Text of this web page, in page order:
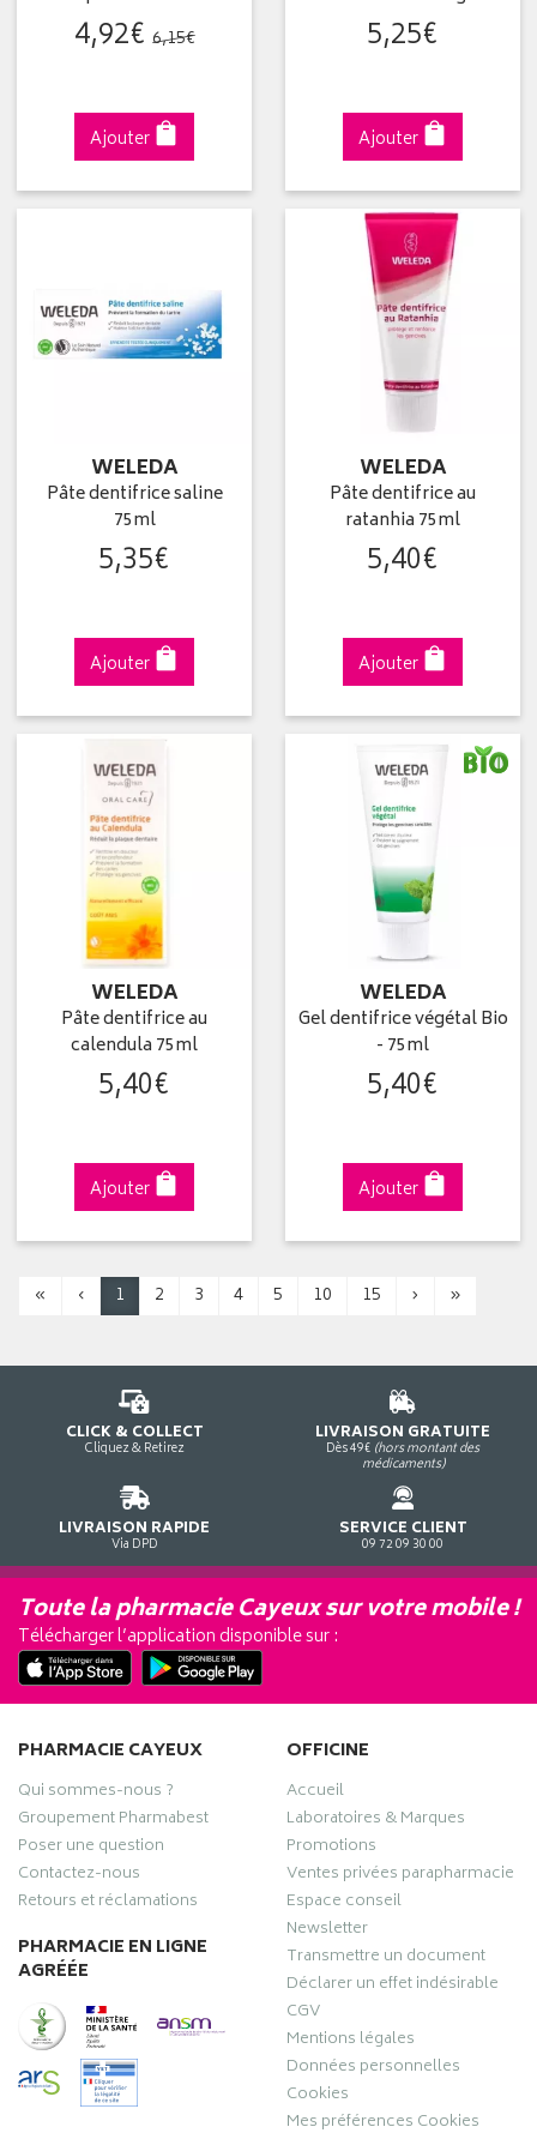
4,92€ 6,15€
Ajouter
5,25€
Ajouter
WELEDA
Pâte dentifrice saline
75ml
5,35€
Ajouter
WELEDA
Pâte dentifrice au
ratanhia 75ml
5,40€
Ajouter
WELEDA
Pâte dentifrice au
calendula 75ml
5,40€
Ajouter
WELEDA
Gel dentifrice végétal Bio
- 75ml
5,40€
Ajouter
« ‹ 1 2 3 4 5 10 15 › »
CLICK & COLLECT
Cliquez & Retirez
LIVRAISON GRATUITE
Dès 49€ (hors montant des
médicaments)
LIVRAISON RAPIDE
Via DPD
SERVICE CLIENT
09 72 09 30 00
Toute la pharmacie Cayeux sur votre mobile !
Télécharger l’application disponible sur :
PHARMACIE CAYEUX
Qui sommes-nous ?
Groupement Pharmabest
Poser une question
Contactez-nous
Retours et réclamations
PHARMACIE EN LIGNE
AGRÉÉE
OFFICINE
Accueil
Laboratoires & Marques
Promotions
Ventes privées parapharmacie
Espace conseil
Newsletter
Transmettre un document
Déclarer un effet indésirable
CGV
Mentions légales
Données personnelles
Cookies
Mes préférences Cookies